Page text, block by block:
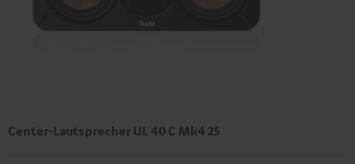
Center-Lautsprecher UL 40 C Mk4 25